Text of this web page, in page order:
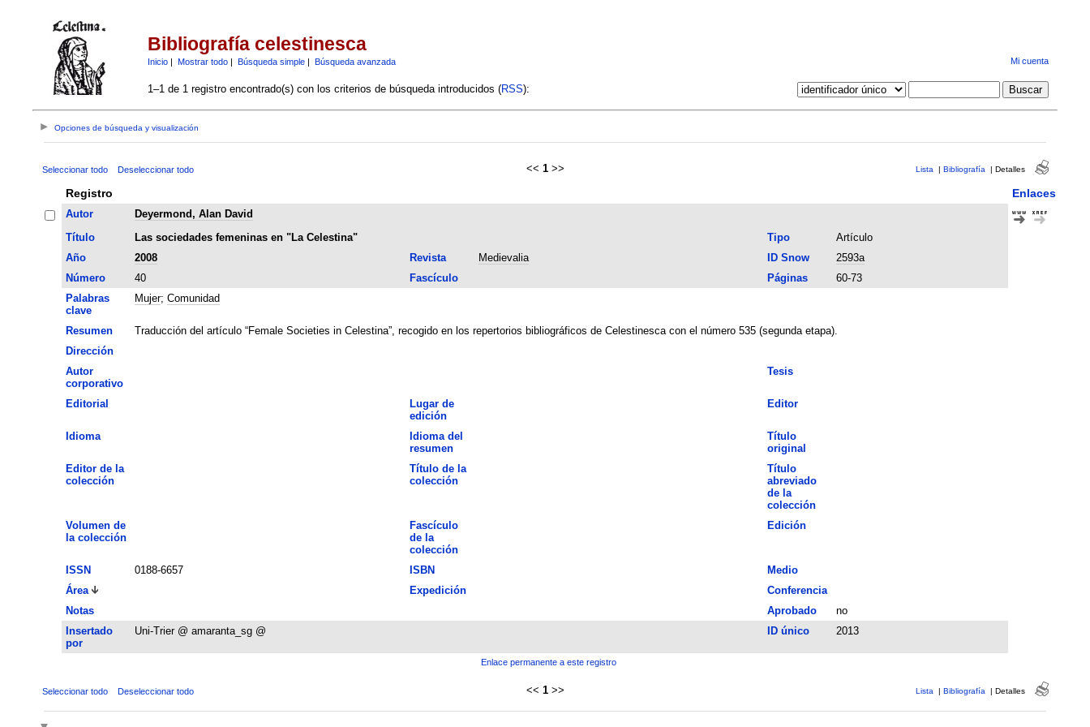
Bibliografía celestinesca
Inicio| Mostrar todo| Búsqueda simple| Búsqueda avanzada Mi cuenta
1–1 de 1 registro encontrado(s) con los criterios de búsqueda introducidos (RSS):
Opciones de búsqueda y visualización
Seleccionar todo Deseleccionar todo << 1 >> Lista | Bibliografía | Detalles
Registro Enlaces
Autor
Deyermond, Alan David
Título
Las sociedades femeninas en "La Celestina" Tipo
Artículo
Año
2008 Revista Medievalia ID Snow
2593a
Número
40 Fascículo Páginas
60-73
Palabras
clave
Mujer; Comunidad
Resumen
Traducción del artículo “Female Societies in Celestina”, recogido en los repertorios bibliográficos de Celestinesca con el número 535 (segunda etapa).
Dirección
Autor
corporativo
Tesis
Editorial
Lugar de
edición
Editor
Idioma
Idioma del
resumen
Título
original
Editor de la
colección
Título de la
colección
Título
abreviado
de la
colección
Volumen de
la colección
Fascículo
de la
colección
Edición
ISSN 0188-6657 ISBN
Medio
Área
Expedición
Conferencia
Notas
Aprobado
no
Insertado
por
Uni-Trier @ amaranta_sg @ ID único 2013
Enlace permanente a este registro
Seleccionar todo Deseleccionar todo << 1 >> Lista | Bibliografía | Detalles